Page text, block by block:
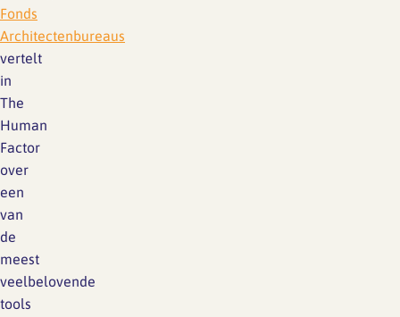
Fonds
Architectenbureaus
vertelt
in
The
Human
Factor
over
een
van
de
meest
veelbelovende
tools